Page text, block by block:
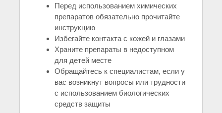
Перед использованием химических
препаратов обязательно прочитайте
инструкцию
Избегайте контакта с кожей и глазами
Храните препараты в недоступном
для детей месте
Обращайтесь к специалистам, если у
вас возникнут вопросы или трудности
с использованием биологических
средств защиты